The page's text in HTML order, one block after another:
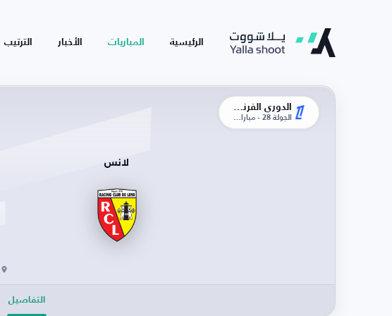
الرئيسية المباريات الأخبار الترتيب
الجولة 28 - مباراة الإياب
لانس
التفاصيل